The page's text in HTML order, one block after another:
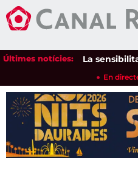
Últimes notícies:La sensibilitat
En